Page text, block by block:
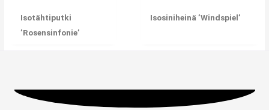
Isotähtiputki
’Rosensinfonie’
Isosiniheinä ’Windspiel’